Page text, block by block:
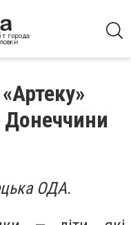
Донеччини
ОДА.